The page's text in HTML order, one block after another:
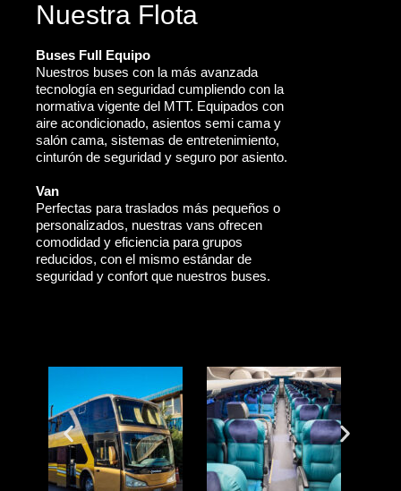
Nuestra Flota
Buses Full Equipo
Nuestros buses con la más avanzada
tecnología en seguridad cumpliendo con la
normativa vigente del MTT. Equipados con
aire acondicionado, asientos semi cama y
salón cama, sistemas de entretenimiento,
cinturón de seguridad y seguro por asiento.
Van
Perfectas para traslados más pequeños o
personalizados, nuestras vans ofrecen
comodidad y eficiencia para grupos
reducidos, con el mismo estándar de
seguridad y confort que nuestros buses.